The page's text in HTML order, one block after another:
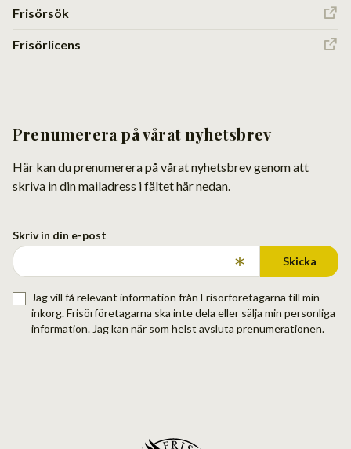
Frisörsök
Frisörlicens
Prenumerera på vårat nyhetsbrev
Här kan du prenumerera på vårat nyhetsbrev genom att
skriva in din mailadress i fältet här nedan.
Skriv in din e-post
Skicka
Jag vill få relevant information från Frisörföretagarna till min
inkorg. Frisörföretagarna ska inte dela eller sälja min personliga
information. Jag kan när som helst avsluta prenumerationen.